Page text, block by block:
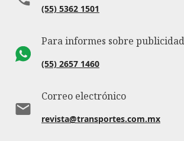
(55) 5362 1501
Para informes sobre publicidad
(55) 2657 1460
Correo electrónico
revista@transportes.com.mx